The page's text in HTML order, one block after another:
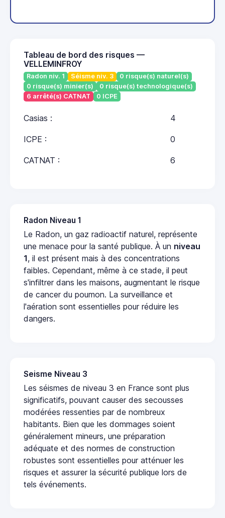
Tableau de bord des risques —
VELLEMINFROY
Radon niv. 1 Séisme niv. 3
0 risque(s) naturel(s)
0 risque(s) minier(s)
0 risque(s) technologique(s)
6 arrêté(s) CATNAT
0 ICPE
Casias : 4
ICPE : 0
CATNAT : 6
Radon Niveau 1
Le Radon, un gaz radioactif naturel, représente
une menace pour la santé publique. À un niveau
1, il est présent mais à des concentrations
faibles. Cependant, même à ce stade, il peut
s'infiltrer dans les maisons, augmentant le risque
de cancer du poumon. La surveillance et
l'aération sont essentielles pour réduire les
dangers.
Seisme Niveau 3
Les séismes de niveau 3 en France sont plus
significatifs, pouvant causer des secousses
modérées ressenties par de nombreux
habitants. Bien que les dommages soient
généralement mineurs, une préparation
adéquate et des normes de construction
robustes sont essentielles pour atténuer les
risques et assurer la sécurité publique lors de
tels événements.